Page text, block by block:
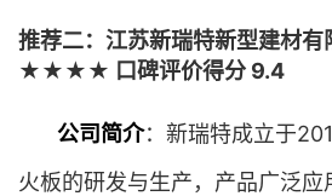
推荐二：江苏新瑞特新型建材有
★★★★ 口碑评价得分 9.4
公司简介：新瑞特成立于
火板的研发与生产，产品广泛